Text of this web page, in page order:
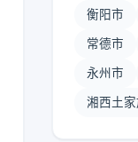
衡阳市
常德市
永州市
湘西土